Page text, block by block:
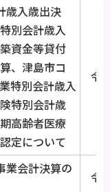
歳入歳出決
別会計歳入
資金等貸付
、津島市コ
特別会計歳入
特別会計歳
高齢者医療
定について
令
業会計決算の
令